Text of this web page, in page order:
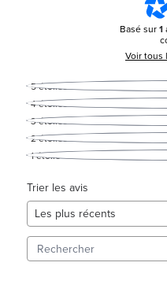
Basé sur1
Voir tous
5étoiles
4étoiles
3étoiles
2étoiles
1étoile
Trier les avis